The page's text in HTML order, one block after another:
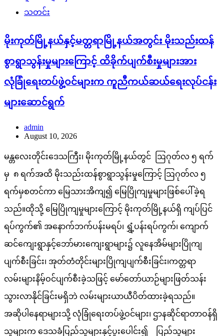
သတင်း
မိုးကုတ်မြို့နယ်နှင့်မတ္တရာမြို့နယ်အတွင်း မိုးသည်းထန်
စွာရွာသွန်းမှုများကြောင့် ထိခိုက်ပျက်စီးမှုများအား
လုံခြုံရေးတပ်ဖွဲ့ဝင်များက ကူညီကယ်ဆယ်ရေးလုပ်ငန်း
များဆောင်ရွက်
admin
August 10, 2026
မန္တလေးတိုင်းဒေသကြီး၊ မိုးကုတ်မြို့နယ်တွင် ဩဂုတ်လ ၅ ရက်
မှ ၈ ရက်အထိ မိုးသည်းထန်စွာရွာသွန်းမှုကြောင့် ဩဂုတ်လ ၅
ရက်မှစတင်ကာ မြေသားအိကျ၍ မြေပြိုကျမှုများဖြစ်ပေါ်ခဲ့ရ
သည်။ထိုသို့ မြေပြိုကျမှုများကြောင့် မိုးကုတ်မြို့နယ်ရှိ ကျပ်ပြင်
ရပ်ကွက်၏ အနောက်ဘက်ပန်းမရပ်၊ ရွှံ့ပန်းရပ်ကွက်၊ ကျောက်
ဆင်ကျေးရွာနှင့်ဘော်မားကျေးရွာများ၌ လူနေအိမ်များပြိုကျ
ပျက်စီးခြင်း၊ အုတ်တံတိုင်းများပြိုကျပျက်စီးခြင်း၊ကတ္တရာ
လမ်းများနိမ့်ဝင်ပျက်စီးခဲ့သဖြင့် မော်တော်ယာဉ်များဖြတ်သန်း
သွားလာနိုင်ခြင်းမရှိဘဲ လမ်းများယာယီပိတ်ထားခဲ့ရသည်။
အဆိုပါနေရာများသို့ လုံခြုံရေးတပ်ဖွဲ့ဝင်များ၊ ဌာနဆိုင်ရာတာဝန်ရှိ
သူများက ဒေသခံပြည်သူများနှင့်ပူးပေါင်း၍ ပြည်သူများ